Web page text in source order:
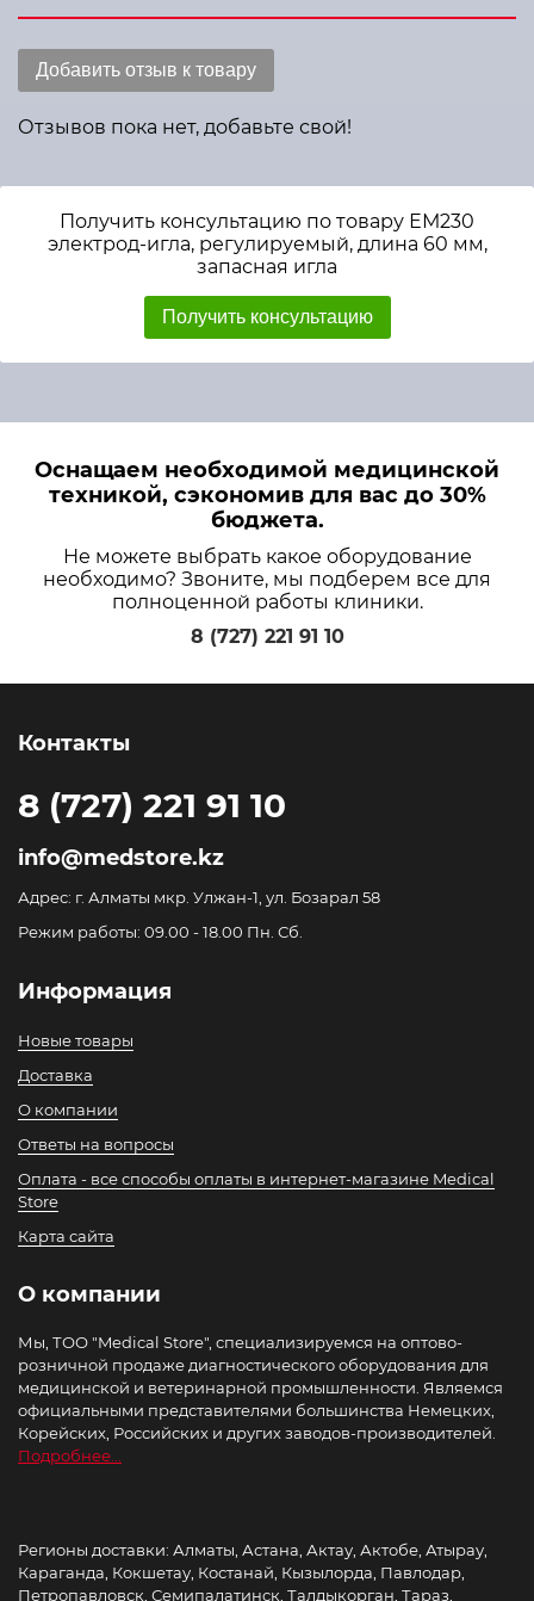
Добавить отзыв к товару
Отзывов пока нет, добавьте свой!
Получить консультацию по товару ЕМ230
электрод-игла, регулируемый, длина 60 мм,
запасная игла
Получить консультацию
Оснащаем необходимой медицинской
техникой, сэкономив для вас до 30%
бюджета.
Не можете выбрать какое оборудование
необходимо? Звоните, мы подберем все для
полноценной работы клиники.
8 (727) 221 91 10
Контакты
8 (727) 221 91 10
info@medstore.kz
Адрес: г. Алматы мкр. Улжан-1, ул. Бозарал 58
Режим работы: 09.00 - 18.00 Пн. Сб.
Информация
Новые товары
Доставка
О компании
Ответы на вопросы
Оплата - все способы оплаты в интернет-магазине Medical
Store
Карта сайта
О компании
Мы, ТОО "Medical Store", специализируемся на оптово-
розничной продаже диагностического оборудования для
медицинской и ветеринарной промышленности. Являемся
официальными представителями большинства Немецких,
Корейских, Российских и других заводов-производителей.
Подробнее...
Регионы доставки: Алматы, Астана, Актау, Актобе, Атырау,
Караганда, Кокшетау, Костанай, Кызылорда, Павлодар,
Петропавловск, Семипалатинск, Талдыкорган, Тараз,